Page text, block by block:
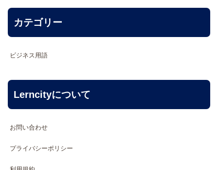
カテゴリー
ビジネス用語
Lerncityについて
お問い合わせ
プライバシーポリシー